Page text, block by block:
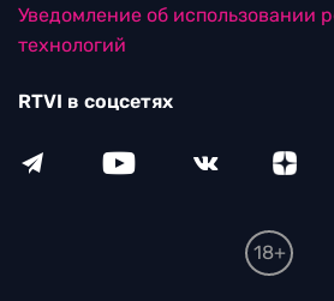
Уведомление об использовании
технологий
RTVI в соцсетях
18+